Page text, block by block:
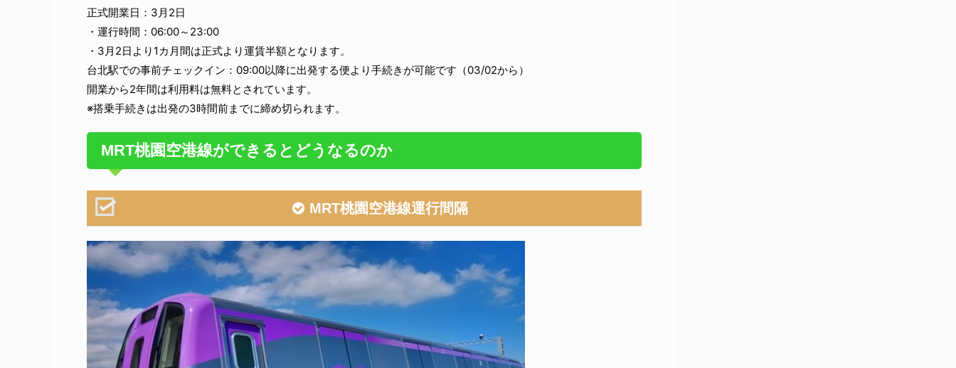
正式開業日：3月2日
・運行時間：06:00～23:00
・3月2日より1カ月間は正式より運賃半額となります。
台北駅での事前チェックイン：09:00以降に出発する便より手続きが可能です（03/02から）
開業から2年間は利用料は無料とされています。
※搭乗手続きは出発の3時間前までに締め切られます。
MRT桃園空港線ができるとどうなるのか
MRT桃園空港線運行間隔